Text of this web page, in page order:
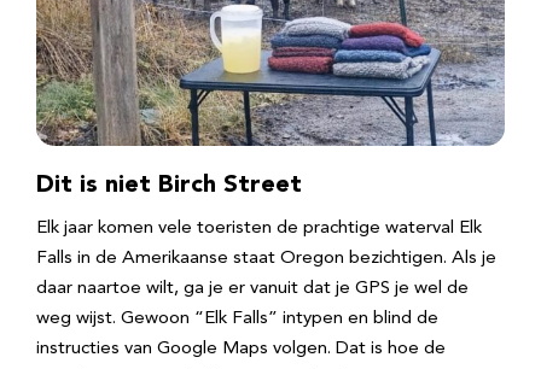
Dit is niet Birch Street
Elk jaar komen vele toeristen de prachtige waterval Elk
Falls in de Amerikaanse staat Oregon bezichtigen. Als je
daar naartoe wilt, ga je er vanuit dat je GPS je wel de
weg wijst. Gewoon “Elk Falls” intypen en blind de
instructies van Google Maps volgen. Dat is hoe de